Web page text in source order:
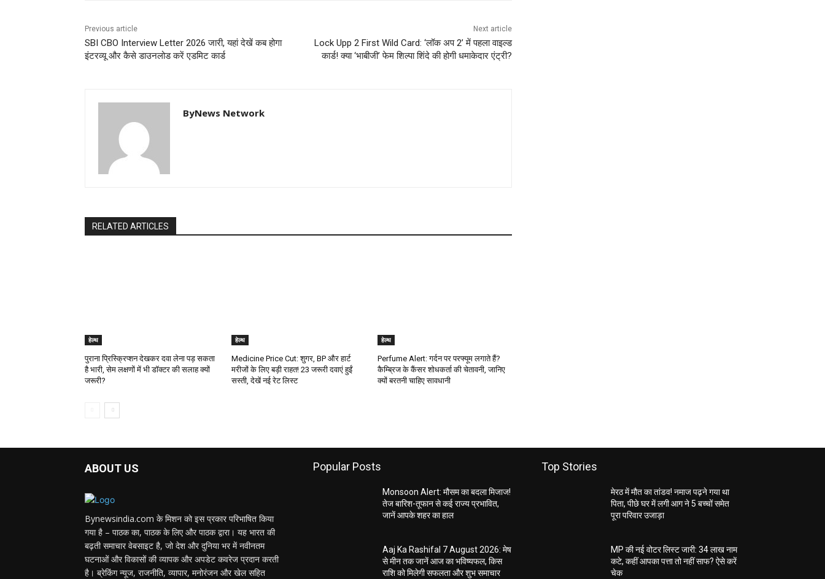
Previous article
SBI CBO Interview Letter 2026 जारी, यहां देखें कब होगा
इंटरव्यू और कैसे डाउनलोड करें एडमिट कार्ड
Next article
Lock Upp 2 First Wild Card: ‘लॉक अप 2’ में पहला वाइल्ड
कार्ड! क्या ‘भाबीजी’ फेम शिल्पा शिंदे की होगी धमाकेदार एंट्री?
ByNews Network
RELATED ARTICLES
हेल्थ
पुराना प्रिस्क्रिप्शन देखकर दवा लेना पड़ सकता
है भारी, सेम लक्षणों में भी डॉक्टर की सलाह क्यों
जरूरी?
हेल्थ
Medicine Price Cut: शुगर, BP और हार्ट
मरीजों के लिए बड़ी राहत! 23 जरूरी दवाएं हुईं
सस्ती, देखें नई रेट लिस्ट
हेल्थ
Perfume Alert: गर्दन पर परफ्यूम लगाते हैं?
कैम्ब्रिज के कैंसर शोधकर्ता की चेतावनी, जानिए
क्यों बरतनी चाहिए सावधानी
ABOUT US
Bynewsindia.com के मिशन को इस प्रकार परिभाषित किया
गया है – पाठक का, पाठक के लिए और पाठक द्वारा। यह भारत की
बढ़ती समाचार वेबसाइट है, जो देश और दुनिया भर में नवीनतम
घटनाओं और विकासों की व्यापक और अपडेट कवरेज प्रदान करती
है। ब्रेकिंग न्यूज, राजनीति, व्यापार, मनोरंजन और खेल सहित
Popular Posts
Monsoon Alert: मौसम का बदला मिजाज!
तेज बारिश-तूफान से कई राज्य प्रभावित,
जानें आपके शहर का हाल
Aaj Ka Rashifal 7 August 2026: मेष
से मीन तक जानें आज का भविष्यफल, किस
राशि को मिलेगी सफलता और शुभ समाचार
Top Stories
मेरठ में मौत का तांडव! नमाज पढ़ने गया था
पिता, पीछे घर में लगी आग ने 5 बच्चों समेत
पूरा परिवार उजाड़ा
MP की नई वोटर लिस्ट जारी: 34 लाख नाम
कटे, कहीं आपका पत्ता तो नहीं साफ? ऐसे करें
चेक